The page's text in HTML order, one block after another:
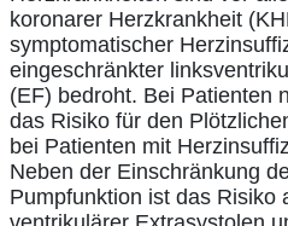
koronarer Herzkrankheit
symptomatischer
eingeschränkter
(EF) bedroht. Bei Patienten
das Risiko für den
bei Patienten mit
Neben der Einschränkung
Pumpfunktion ist das Risiko